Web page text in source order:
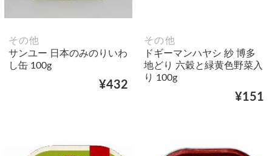
その他
サンユー 日本のみのりいわ
し缶 100g
¥432
その他
ドギーマンハヤシ 紗 博多
地どり 六穀と緑黄色野菜入
り 100g
¥151